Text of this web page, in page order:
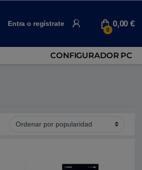
Entra o regístrate
0
0,00€
CONFIGURADOR PC